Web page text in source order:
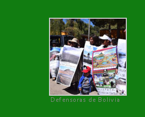
Defensoras de Bolivia